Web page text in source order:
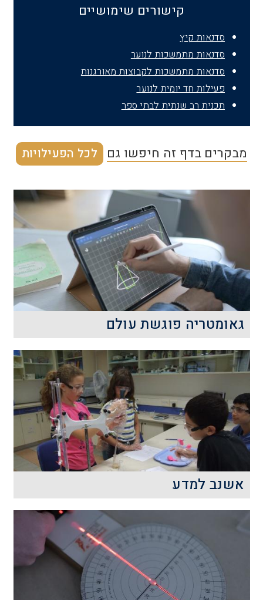
קישורים שימושיים
סדנאות קיץ
סדנאות מתמשכות לנוער
סדנאות מתמשכות לקבוצות מאורגנות
פעילות חד יומית לנוער
תכנית רב שנתית לבתי ספר
מבקרים בדף זה חיפשו גם לכל הפעילויות
הסדנה מציעה לתלמידים למידה
אינטראקטיבית ופעילה בנושאים שבין
הגאומטריה והחוקיות המתמטית.
קרא עוד
גאומטריה פוגשת עולם
חשיפה לתחומי המדעים בגילאים צעירים
מהווה כר נרחב ומבוסס לרכישת ידע מעמיק
ונרחב בתחומים אלו ולהבנת העולם
הטכנולוגי והמדעי בו אנו חיים.
אשנב למדע